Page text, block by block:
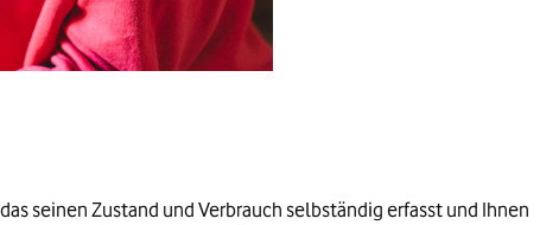
seinen Zustand und Verbrauch selbständig erfasst und Ihnen